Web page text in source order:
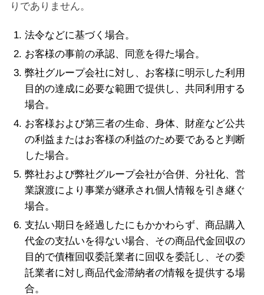
りでありません。
法令などに基づく場合。
お客様の事前の承認、同意を得た場合。
弊社グループ会社に対し、お客様に明示した利用
目的の達成に必要な範囲で提供し、共同利用する
場合。
お客様および第三者の生命、身体、財産など公共
の利益またはお客様の利益のため要であると判断
した場合。
弊社および弊社グループ会社が合併、分社化、営
業譲渡により事業が継承され個人情報を引き継ぐ
場合。
支払い期日を経過したにもかかわらず、商品購入
代金の支払いを得ない場合、その商品代金回収の
目的で債権回収委託業者に回収を委託し、その委
託業者に対し商品代金滞納者の情報を提供する場
合。